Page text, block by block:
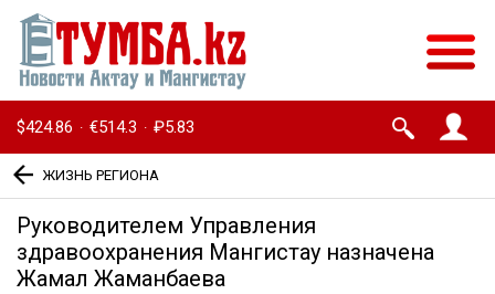
$424.86 · €514.3 · ₽5.83
ЖИЗНЬ РЕГИОНА
Руководителем Управления
здравоохранения Мангистау назначена
Жамал Жаманбаева